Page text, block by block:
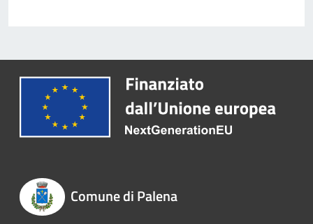
Comune di Palena